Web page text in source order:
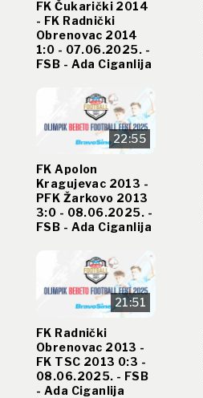
FK Čukarički 2014
- FK Radnički
Obrenovac 2014
1:0 - 07.06.2025. -
FSB - Ada Ciganlija
22:55
FK Apolon
Kragujevac 2013 -
PFK Žarkovo 2013
3:0 - 08.06.2025. -
FSB - Ada Ciganlija
21:51
FK Radnički
Obrenovac 2013 -
FK TSC 2013 0:3 -
08.06.2025. - FSB
- Ada Ciganlija